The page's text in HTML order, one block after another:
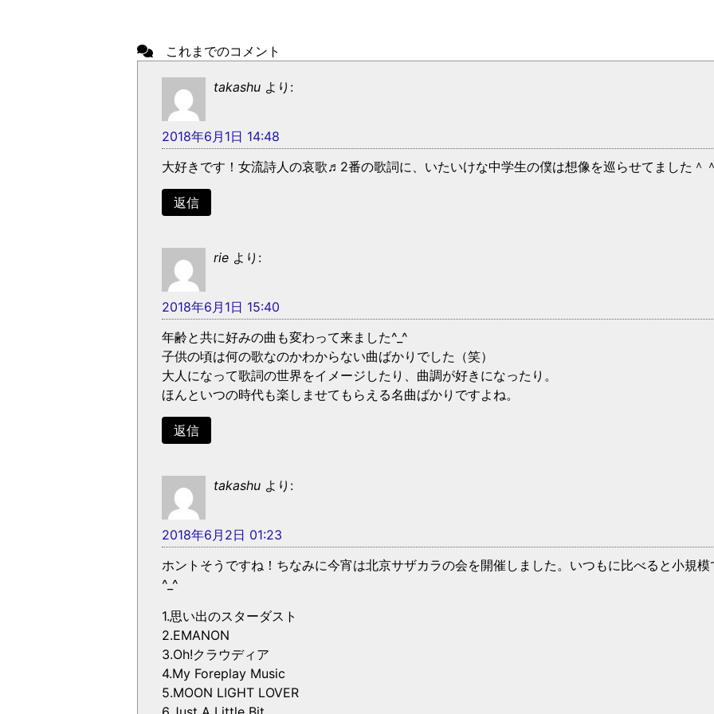
これまでのコメント
takashu より:
2018年6月1日 14:48
大好きです！女流詩人の哀歌♬2番の歌詞に、いたいけな中学生の僕は想像を巡らせてました＾
返信
rie より:
2018年6月1日 15:40
年齢と共に好みの曲も変わって来ました^_^
子供の頃は何の歌なのかわからない曲ばかりでした（笑）
大人になって歌詞の世界をイメージしたり、曲調が好きになったり。
ほんといつの時代も楽しませてもらえる名曲ばかりですよね。
返信
takashu より:
2018年6月2日 01:23
ホントそうですね！ちなみに今宵は北京サザカラの会を開催しました。いつもに比べると小規
^_^
1.思い出のスターダスト
2.EMANON
3.Oh!クラウディア
4.My Foreplay Music
5.MOON LIGHT LOVER